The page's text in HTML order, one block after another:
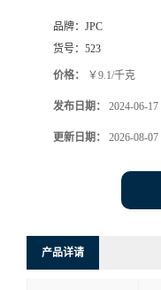
品牌： JPC
货号： 523
价格： ￥9.1/千克
发布日期： 2024-06-17
更新日期： 2026-08-07
产品详请